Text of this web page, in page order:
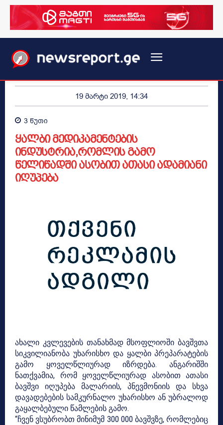
19 მარტი 2019, 14:34
3 წუთი
ყალბი მედიკამენტების
ინდუსტრია,რომლის გამო
წელიწადში ასობით ათასი ადამიანი
იღუპება
ახალი კვლევების თანახმად მსოფლიოში ბავშვთა
სიკვილიანობა უხარისხო და ყალბი პრეპარატების
გამო ყოველწლიურად იზრდება. ანგარიშში
ნათქვამია, რომ ყოველწლიურად ასობით ათასი
ბავშვი იღუპება მალარიის, პნევმონიის და სხვა
დავადებების სამკურნალო უხარისხო ან უბრალოდ
გაყალბებული წამლების გამო.
“ჩვენ ვსუბრობთ მინიმუმ 300 000 ბავშვზე, რომლებიც